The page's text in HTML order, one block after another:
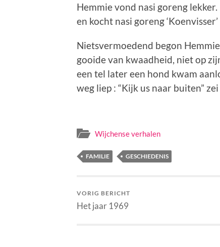
Hemmie vond nasi goreng
en kocht nasi goreng
Nietsvermoedend begon
gooide van kwaadheid, niet op
een tel later een hond kwam
weg liep : “Kijk us naar buiten”
Wijchense verhalen
FAMILIE GESCHIEDENIS
VORIG BERICHT
Het jaar 1969